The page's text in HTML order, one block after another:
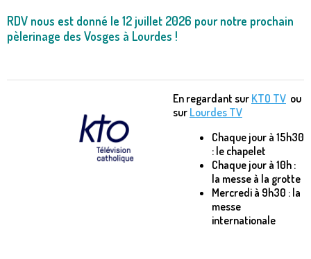
RDV nous est donné le 12 juillet 2026 pour notre prochain
pèlerinage des Vosges à Lourdes !
En regardant sur KTO TV ou
sur Lourdes TV
Chaque jour à 15h30
: le chapelet
Chaque jour à 10h :
la messe à la grotte
Mercredi à 9h30 : la
messe
internationale